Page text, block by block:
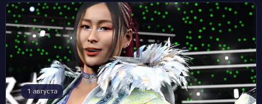
1 августа